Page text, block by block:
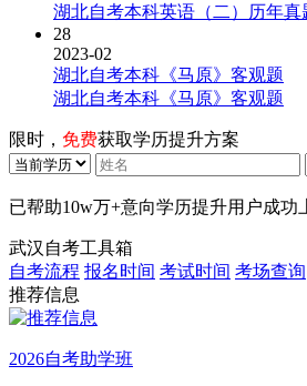
湖北自考本科英语（二）历年真
28
2023-02
湖北自考本科《马原》客观题
湖北自考本科《马原》客观题
限时， 免费获取学历提升方案
已帮助10w万+意向学历提升用户成功
武汉自考工具箱
自考流程 报名时间 考试时间 考场查询
推荐信息
2026自考助学班